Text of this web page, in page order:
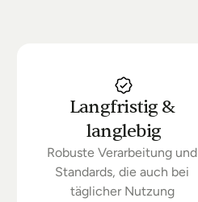
Langfristig &
langlebig
Robuste Verarbeitung und
Standards, die auch bei
täglicher Nutzung